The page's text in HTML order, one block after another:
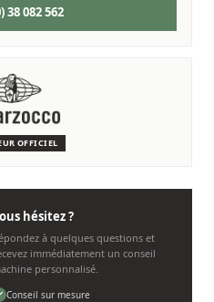
38 082 562
OFFICIEL
vous
les machines La
hésitez ?
à quelques questions et
immédiatement un conseil
personnalisé.
Conseil sur mesure